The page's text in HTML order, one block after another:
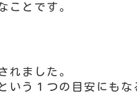
ことです。
れました。
いう１つの目安にもな